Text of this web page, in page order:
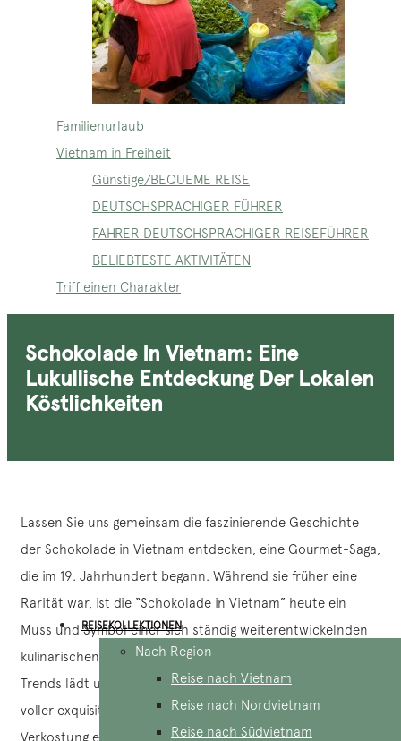
Familienurlaub
Vietnam in Freiheit
Günstige/BEQUEME REISE
DEUTSCHSPRACHIGER FÜHRER
FAHRER DEUTSCHSPRACHIGER REISEFÜHRER
BELIEBTESTE AKTIVITÄTEN
Triff einen Charakter
REISEKOLLEKTIONEN
Nach Region
Reise nach Vietnam
Reise nach Nordvietnam
Reise nach Südvietnam
Schokolade In Vietnam: Eine
Lukullische Entdeckung Der Lokalen
Köstlichkeiten
Lassen Sie uns gemeinsam die faszinierende Geschichte
der Schokolade in Vietnam entdecken, eine Gourmet-Saga,
die im 19. Jahrhundert begann. Während sie früher eine
Rarität war, ist die “Schokolade in Vietnam” heute ein
Muss und Symbol einer sich ständig weiterentwickelnden
kulinarischen Kultur. Zwischen alten Traditionen und neuen
Trends lädt uns diese köstliche Odyssee dazu ein, eine Welt
voller exquisiter Aromen zu erkunden, in der jede
Verkostung ein Erlebnis für sich ist.